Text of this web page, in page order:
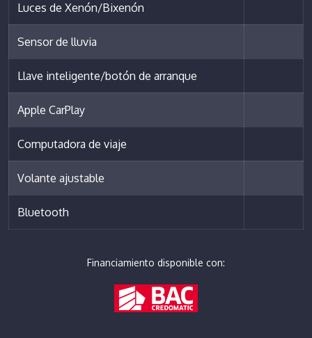
Luces de Xenón/Bixenón
Sensor de lluvia
Llave inteligente/botón de arranque
Apple CarPlay
Computadora de viaje
Volante ajustable
Bluetooth
Financiamiento disponible con: